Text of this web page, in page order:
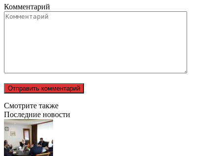
Комментарий
Смотрите также
Последние новости